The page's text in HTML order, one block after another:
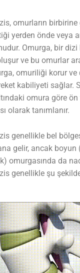
omurların
yerden önde veya
Omurga, bir
ve bu omurlar
omuriliği korur ve
kabiliyeti sağlar.
omura göre
olarak tanımlanır.
genellikle bel
gelir, ancak boyun
omurgasında da
genellikle şu şekilde